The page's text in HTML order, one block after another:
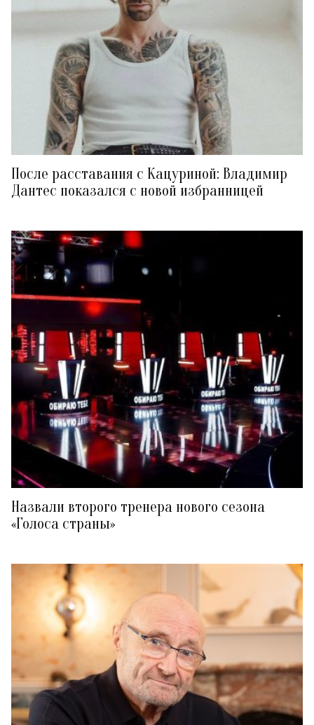
После расставания с Кацуриной: Владимир
Дантес показался с новой избранницей
Назвали второго тренера нового сезона
«Голоса страны»